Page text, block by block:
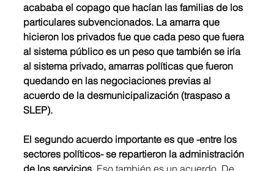
acababa el copago que hacían las familias de los
particulares subvencionados. La amarra que
hicieron los privados fue que cada peso que fuera
al sistema público es un peso que también se iría
al sistema privado, amarras políticas que fueron
quedando en las negociaciones previas al
acuerdo de la desmunicipalización (traspaso a
SLEP).
El segundo acuerdo importante es que -entre los
sectores políticos- se repartieron la administración